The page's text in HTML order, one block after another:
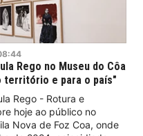
Rego no Museu do Côa
território e para o país"
Rego - Rotura e
hoje ao público no
Nova de Foz Coa, onde